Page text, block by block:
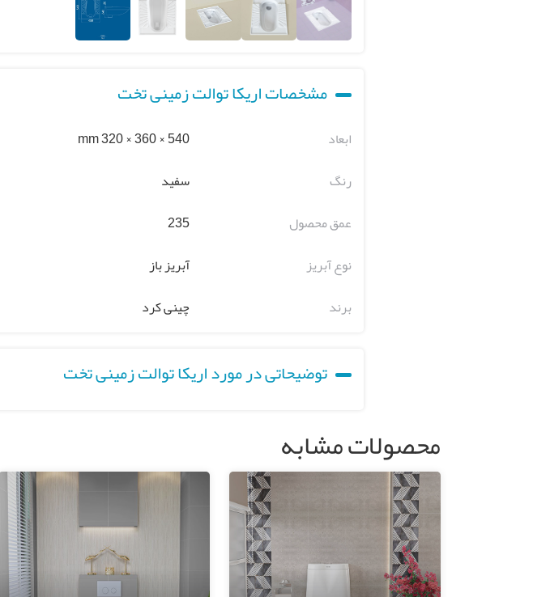
مشخصات اریکا توالت زمینی تخت
ابعاد
540 × 360 × 320 mm
رنگ
سفید
عمق محصول
235
نوع آبریز
آبریز باز
برند
چینی کرد
توضیحاتی در مورد اریکا توالت زمینی تخت
محصولات مشابه